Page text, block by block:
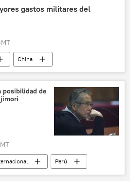
gastos militares del
China
gastos militares
posibilidad de
Perú
Alberto Fujimori